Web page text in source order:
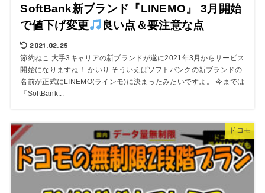
SoftBank新ブランド『LINEMO』 3月開始
で値下げ変更
良い点＆要注意な点
2021.02.25
節約ねこ 大手3キャリアの新ブランドが遂に2021年3月からサービス
開始になりますね！ かいり そういえばソフトバンクの新ブランドの
名前が正式にLINEMO(ラインモ)に決まったみたいですよ。 今までは
『SoftBank...
ドコモ